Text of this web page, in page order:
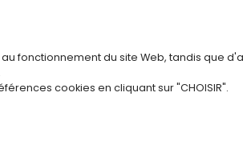
fonctionnement du site Web, tandis que
cookies en cliquant sur "CHOISIR".